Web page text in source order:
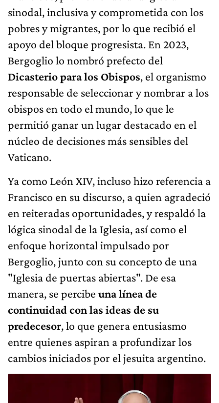
sinodal, inclusiva y comprometida con los
pobres y migrantes, por lo que recibió el
apoyo del bloque progresista. En 2023,
Bergoglio lo nombró prefecto del
Dicasterio para los Obispos, el organismo
responsable de seleccionar y nombrar a los
obispos en todo el mundo, lo que le
permitió ganar un lugar destacado en el
núcleo de decisiones más sensibles del
Vaticano.
Ya como León XIV, incluso hizo referencia a
Francisco en su discurso, a quien agradeció
en reiteradas oportunidades, y respaldó la
lógica sinodal de la Iglesia, así como el
enfoque horizontal impulsado por
Bergoglio, junto con su concepto de una
"Iglesia de puertas abiertas". De esa
manera, se percibe una línea de
continuidad con las ideas de su
predecesor, lo que genera entusiasmo
entre quienes aspiran a profundizar los
cambios iniciados por el jesuita argentino.